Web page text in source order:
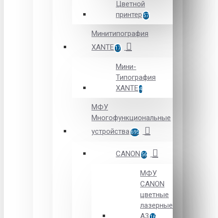
Цветной
принтер 57
Минитипография
XANTE17
Мини-
Типография
XANTE4
МФУ
Многофункциональные
устройства695
CANON 56
МФУ
CANON
цветные
лазерные
А3